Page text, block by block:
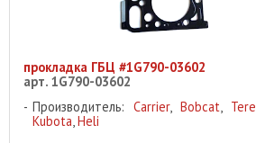
прокладка ГБЦ #1G790-03602
арт. 1G790-03602
Производитель: Carrier, Bobcat
Kubota Heli